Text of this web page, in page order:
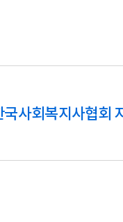
국사회복지사협회